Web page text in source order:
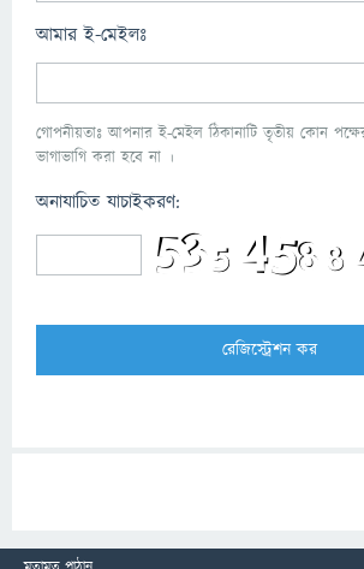
আমার ই-মেইলঃ
গোপনীয়তাঃ আপনার ই-মেইল ঠিকানাটি তৃতীয় কোন
ভাগাভাগি করা হবে না ।
অনাযাচিত যাচাইকরণ: